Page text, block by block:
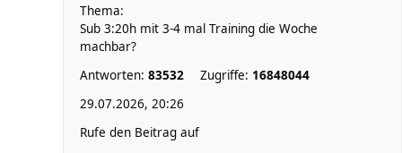
Thema:
Sub 3:20h mit 3-4 mal Training die Woche
machbar?
Antworten: 83532 Zugriffe: 16848044
29.07.2026, 20:26
Rufe den Beitrag auf